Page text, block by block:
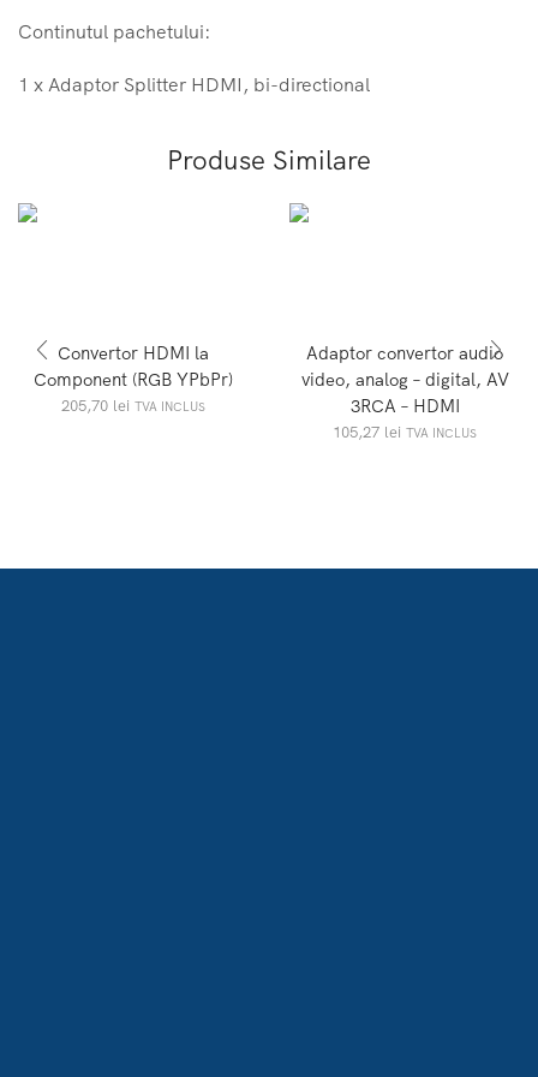
Continutul pachetului:
1 x Adaptor Splitter HDMI, bi-directional
Produse Similare
Convertor HDMI la
Component (RGB YPbPr)
205,70 lei TVA INCLUS
Adaptor convertor audio
video, analog – digital, AV
3RCA – HDMI
105,27 lei TVA INCLUS